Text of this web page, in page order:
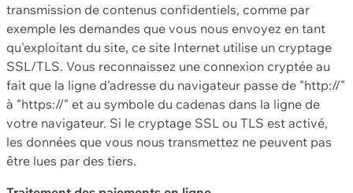
transmission de contenus confidentiels, comme par
exemple les demandes que vous nous envoyez en tant
qu'exploitant du site, ce site Internet utilise un cryptage
SSL/TLS. Vous reconnaissez une connexion cryptée au
fait que la ligne d'adresse du navigateur passe de "http://"
à "https://" et au symbole du cadenas dans la ligne de
votre navigateur. Si le cryptage SSL ou TLS est activé,
les données que vous nous transmettez ne peuvent pas
être lues par des tiers.